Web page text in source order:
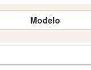
Modelo